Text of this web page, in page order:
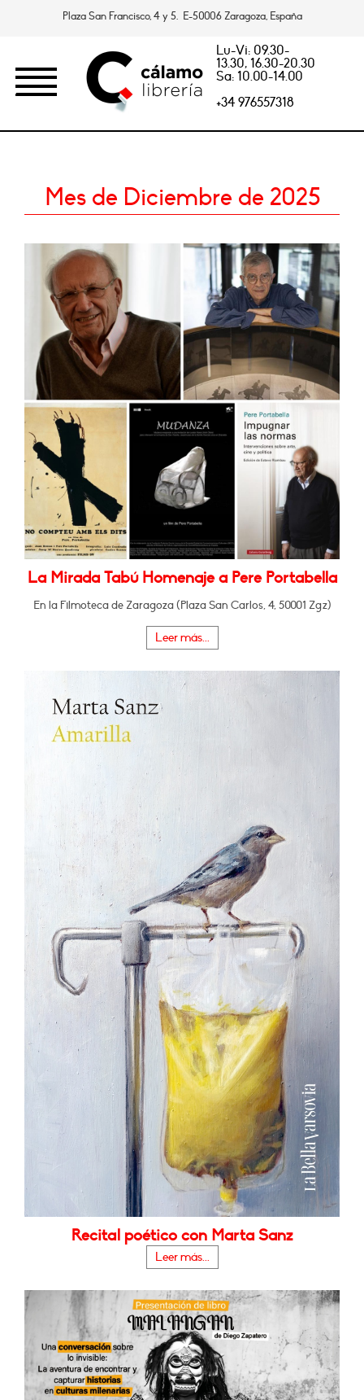
Plaza San Francisco, 4 y 5. E-50006 Zaragoza, España
Lu-Vi: 09.30-
13.30, 16.30-20.30
Sa: 10.00-14.00
+34 976557318
Mes de Diciembre de 2025
La Mirada Tabú Homenaje a Pere Portabella
En la Filmoteca de Zaragoza (Plaza San Carlos, 4, 50001 Zgz)
Leer más...
Recital poético con Marta Sanz
Leer más...